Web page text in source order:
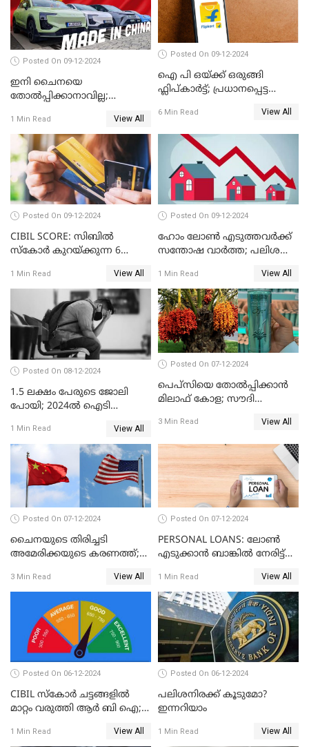
Posted On 09-12-2024
ഇനി ചൈനയെ
തോൽപ്പിക്കാനാവില്ല;
അമേരിക്കയേയും ഞെട്ടിച്ച്
ചൈനീസ് കാറുകൾ
1 Min Read View All
Posted On 09-12-2024
ഐ പി ഒയ്ക്ക് ഒരുങ്ങി
ഫ്ലിപ്കാർട്ട്; പ്രധാനപ്പെട്ട
6 Min Read View All
Posted On 09-12-2024
CIBIL SCORE: സിബിൽ
സ്കോർ കുറയ്ക്കുന്ന 6
1 Min Read View All
Posted On 09-12-2024
ഹോം ലോൺ എടുത്തവർക്ക്
സന്തോഷ വാർത്ത; പലിശ
1 Min Read View All
Posted On 08-12-2024
1.5 ലക്ഷം പേരുടെ ജോലി
പോയി; 2024ൽ ഐടി
1 Min Read View All
Posted On 07-12-2024
പെപ്സിയെ തോൽപ്പിക്കാൻ
മിലാഫ് കോള; സൗദി
കോളയേക്കുറിച്ച് അറിയാം
3 Min Read View All
Posted On 07-12-2024
ചൈനയുടെ തിരിച്ചടി
അമേരിക്കയുടെ കരണത്ത്;
3 Min Read View All
Posted On 07-12-2024
PERSONAL LOANS: ലോൺ
എടുക്കാൻ ബാങ്കിൽ നേരിട്ട്
ചെയ്തുകൂടേ?
1 Min Read View All
Posted On 06-12-2024
CIBIL സ്കോർ ചട്ടങ്ങളിൽ
മാറ്റം വരുത്തി ആർ ബി ഐ;
ലോൺ എടുത്തവരും
1 Min Read View All
Posted On 06-12-2024
പലിശനിരക്ക് കൂടുമോ?
ഇന്നറിയാം
1 Min Read View All